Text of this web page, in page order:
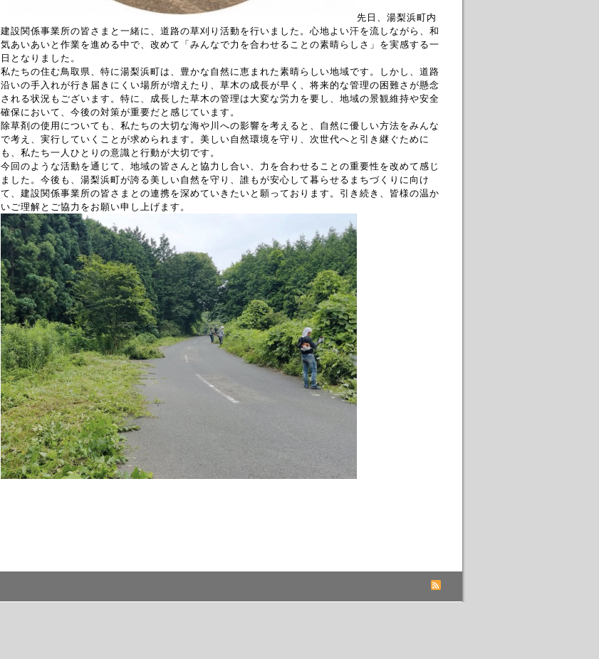
先日、湯梨浜町内
建設関係事業所の皆さまと一緒に、道路の草刈り活動を行いました。心地よい汗を流しながら、和
気あいあいと作業を進める中で、改めて「みんなで力を合わせることの素晴らしさ」を実感する一
日となりました。
私たちの住む鳥取県、特に湯梨浜町は、豊かな自然に恵まれた素晴らしい地域です。しかし、道路
沿いの手入れが行き届きにくい場所が増えたり、草木の成長が早く、将来的な管理の困難さが懸念
される状況もございます。特に、成長した草木の管理は大変な労力を要し、地域の景観維持や安全
確保において、今後の対策が重要だと感じています。
除草剤の使用についても、私たちの大切な海や川への影響を考えると、自然に優しい方法をみんな
で考え、実行していくことが求められます。美しい自然環境を守り、次世代へと引き継ぐために
も、私たち一人ひとりの意識と行動が大切です。
今回のような活動を通じて、地域の皆さんと協力し合い、力を合わせることの重要性を改めて感じ
ました。今後も、湯梨浜町が誇る美しい自然を守り、誰もが安心して暮らせるまちづくりに向け
て、建設関係事業所の皆さまとの連携を深めていきたいと願っております。引き続き、皆様の温か
いご理解とご協力をお願い申し上げます。